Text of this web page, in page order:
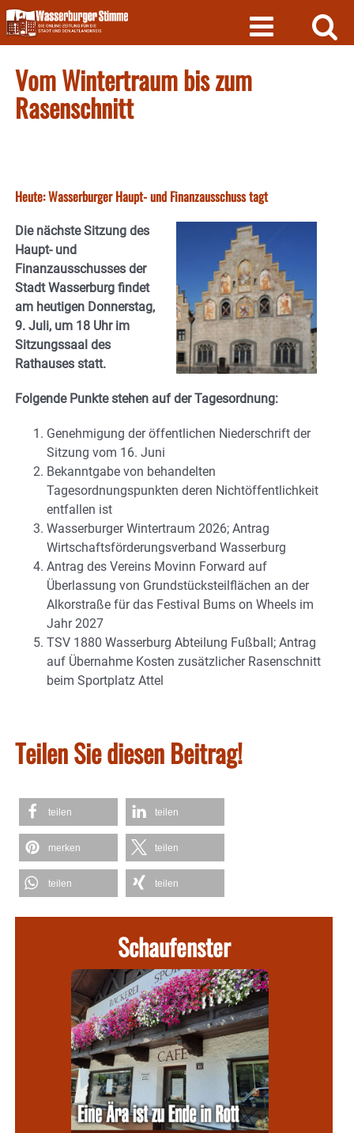
Skip
to
content
Vom Wintertraum bis zum
Rasenschnitt
Heute: Wasserburger Haupt- und Finanzausschuss tagt
Die nächste Sitzung des
Haupt- und
Finanzausschusses der
Stadt Wasserburg findet
am heutigen Donnerstag,
9. Juli, um 18 Uhr im
Sitzungssaal des
Rathauses statt.
Folgende Punkte stehen auf der Tagesordnung:
Genehmigung der öffentlichen Niederschrift der
Sitzung vom 16. Juni
Bekanntgabe von behandelten
Tagesordnungspunkten deren Nichtöffentlichkeit
entfallen ist
Wasserburger Wintertraum 2026; Antrag
Wirtschaftsförderungsverband Wasserburg
Antrag des Vereins Movinn Forward auf
Überlassung von Grundstücksteilflächen an der
Alkorstraße für das Festival Bums on Wheels im
Jahr 2027
TSV 1880 Wasserburg Abteilung Fußball; Antrag
auf Übernahme Kosten zusätzlicher Rasenschnitt
beim Sportplatz Attel
Teilen Sie diesen Beitrag!
teilen teilen
merken teilen
teilen teilen
Schaufenster